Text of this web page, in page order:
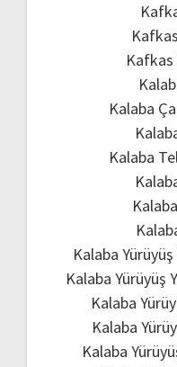
Kalaba
Kalaba
Kalaba
Kalaba Yürüyüş
Kalaba
Kalaba
Kalaba